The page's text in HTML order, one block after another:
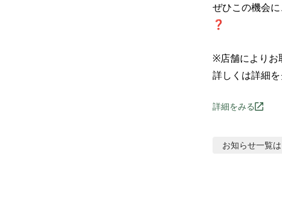
ぜひこの機会
❓
※店舗によりお
詳しくは詳細
詳細をみる
お知らせ一覧